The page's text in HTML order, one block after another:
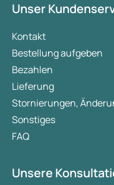
Unser
Kontakt
Bestellung aufgeben
Bezahlen
Lieferung
Stornierungen,
Sonstiges
FAQ
Unsere